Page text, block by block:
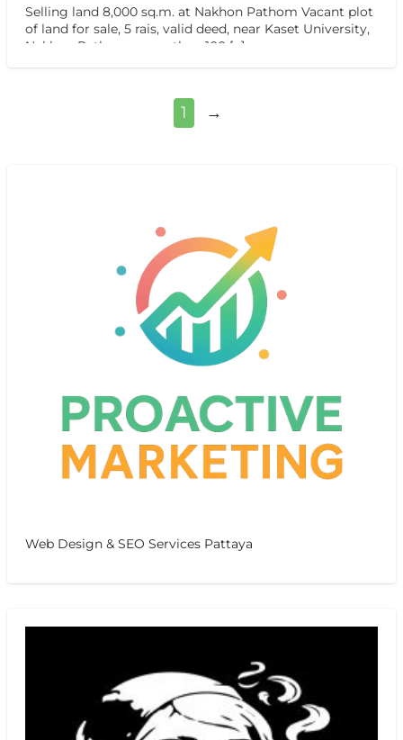
Selling land 8,000 sq.m. at Nakhon Pathom Vacant plot
of land for sale, 5 rais, valid deed, near Kaset University,
Nakhon Pathom, more than 100 […]
1 →
Web Design & SEO Services Pattaya